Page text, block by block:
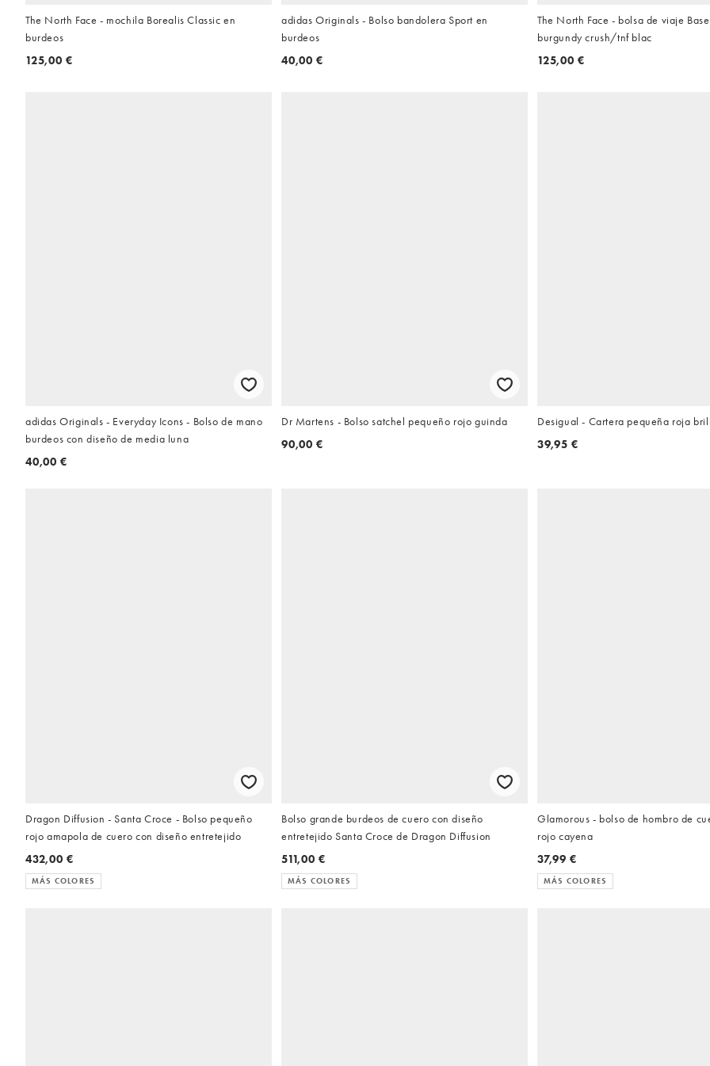
The North Face - mochila Borealis Classic en
burdeos
125,00 €
adidas Originals - Bolso bandolera Sport en
burdeos
40,00 €
The North Face - bolsa de viaje
burgundy crush/tnf blac
125,00 €
adidas Originals - Everyday Icons - Bolso de mano
burdeos con diseño de media luna
40,00 €
Dr Martens - Bolso satchel pequeño rojo guinda
90,00 €
Desigual - Cartera pequeña roja
39,95 €
Dragon Diffusion - Santa Croce - Bolso pequeño
rojo amapola de cuero con diseño entretejido
432,00 €
MÁS COLORES
Bolso grande burdeos de cuero con diseño
entretejido Santa Croce de Dragon Diffusion
511,00 €
MÁS COLORES
Glamorous - bolso de hombro de
rojo cayena
37,99 €
MÁS COLORES